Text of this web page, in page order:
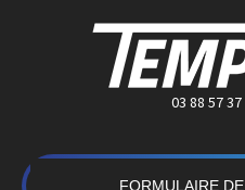
03 88 57 37
FORMULAIRE